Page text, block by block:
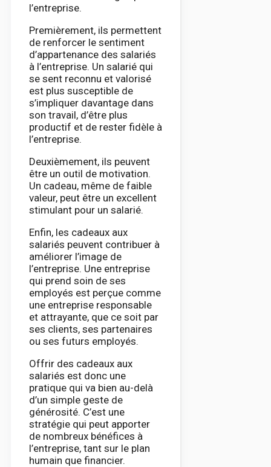
l’entreprise.
Premièrement, ils permettent
de renforcer le sentiment
d’appartenance des salariés
à l’entreprise. Un salarié qui
se sent reconnu et valorisé
est plus susceptible de
s’impliquer davantage dans
son travail, d’être plus
productif et de rester fidèle à
l’entreprise.
Deuxièmement, ils peuvent
être un outil de motivation.
Un cadeau, même de faible
valeur, peut être un excellent
stimulant pour un salarié.
Enfin, les cadeaux aux
salariés peuvent contribuer à
améliorer l’image de
l’entreprise. Une entreprise
qui prend soin de ses
employés est perçue comme
une entreprise responsable
et attrayante, que ce soit par
ses clients, ses partenaires
ou ses futurs employés.
Offrir des cadeaux aux
salariés est donc une
pratique qui va bien au-delà
d’un simple geste de
générosité. C’est une
stratégie qui peut apporter
de nombreux bénéfices à
l’entreprise, tant sur le plan
humain que financier.